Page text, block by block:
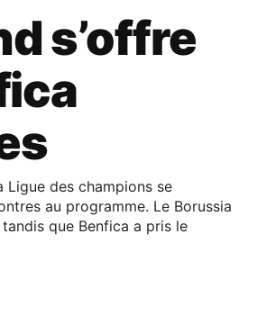
s’offre
Ligue des champions se
au programme. Le Borussia
que Benfica a pris le